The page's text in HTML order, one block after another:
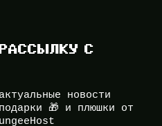
С
новости
🎁 и плюшки от